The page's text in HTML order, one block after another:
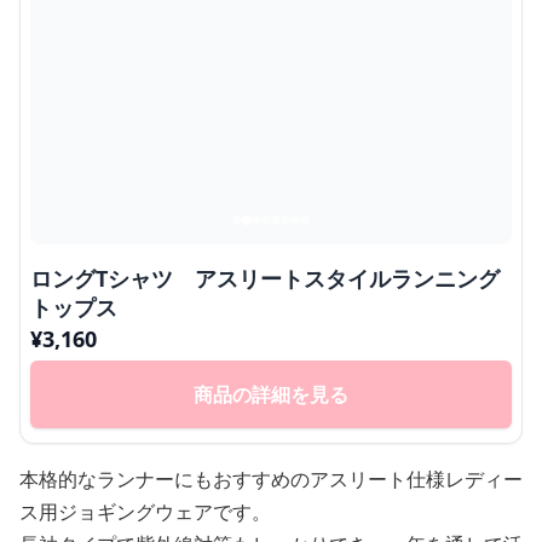
ロングTシャツ アスリートスタイルランニング
トップス
¥3,160
商品の詳細を見る
本格的なランナーにもおすすめのアスリート仕様レディー
ス用ジョギングウェアです。